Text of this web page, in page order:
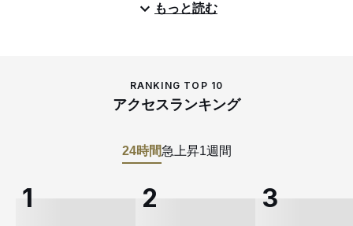
もっと読む
RANKING TOP 10
アクセスランキング
24時間急上昇1週間